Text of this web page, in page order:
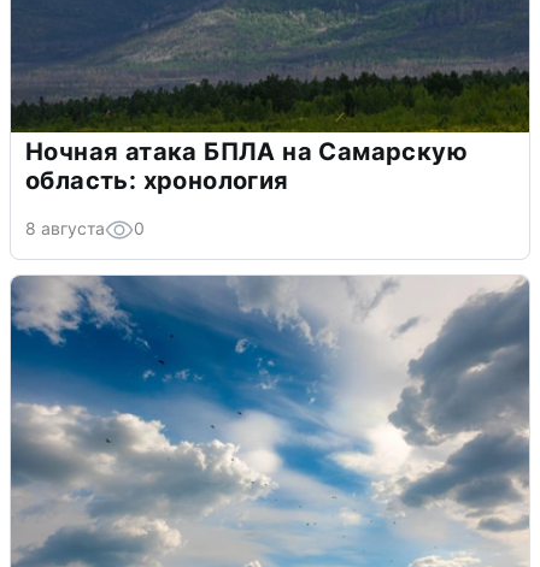
Ночная атака БПЛА на Самарскую
область: хронология
8 августа 0